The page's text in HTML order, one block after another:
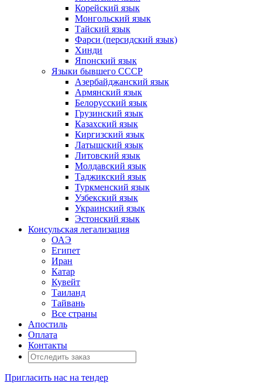
Корейский язык
Монгольский язык
Тайский язык
Фарси (персидский язык)
Хинди
Японский язык
Языки бывшего СССР
Азербайджанский язык
Армянский язык
Белорусский язык
Грузинский язык
Казахский язык
Киргизский язык
Латышский язык
Литовский язык
Молдавский язык
Таджикский язык
Туркменский язык
Узбекский язык
Украинский язык
Эстонский язык
Консульская легализация
ОАЭ
Египет
Иран
Катар
Кувейт
Таиланд
Тайвань
Все страны
Апостиль
Оплата
Контакты
Пригласить нас на тендер